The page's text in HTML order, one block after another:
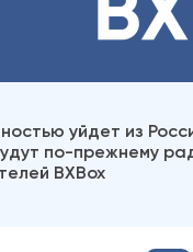
уйдет из
по-прежнему
BXBox